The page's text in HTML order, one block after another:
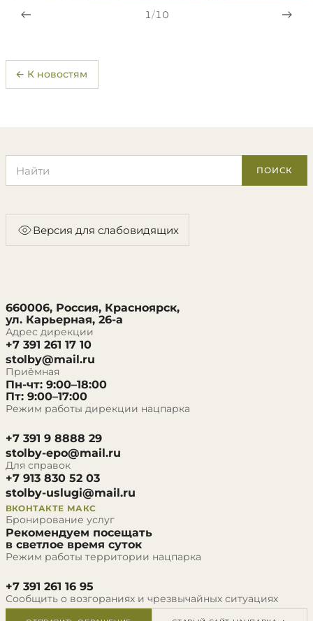
1/10
← К новостям
ПОИСК
Версия для слабовидящих
660006, Россия, Красноярск,
ул. Карьерная, 26-а
Адрес дирекции
+7 391 261 17 10
stolby@mail.ru
Приёмная
Пн-чт: 9:00–18:00
Пт: 9:00–17:00
Режим работы дирекции нацпарка
+7 391 9 8888 29
stolby-epo@mail.ru
Для справок
+7 913 830 52 03
stolby-uslugi@mail.ru
ВКОНТАКТЕ МАКС
Бронирование услуг
Рекомендуем посещать
в светлое время суток
Режим работы территории нацпарка
+7 391 261 16 95
Сообщить о возгораниях и чрезвычайных ситуациях